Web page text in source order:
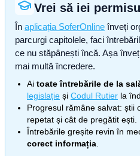
Vrei să iei
În aplicația SoferOnline înveți
parcurgi capitolele, faci
ce nu stăpânești încă. Așa
mai multă încredere.
Ai toate întrebările de la
legislație și Codul Rutier la
Progresul rămâne salvat: știi
repetat și cât de pregătit ești.
Întrebările greșite revin în
corect informația